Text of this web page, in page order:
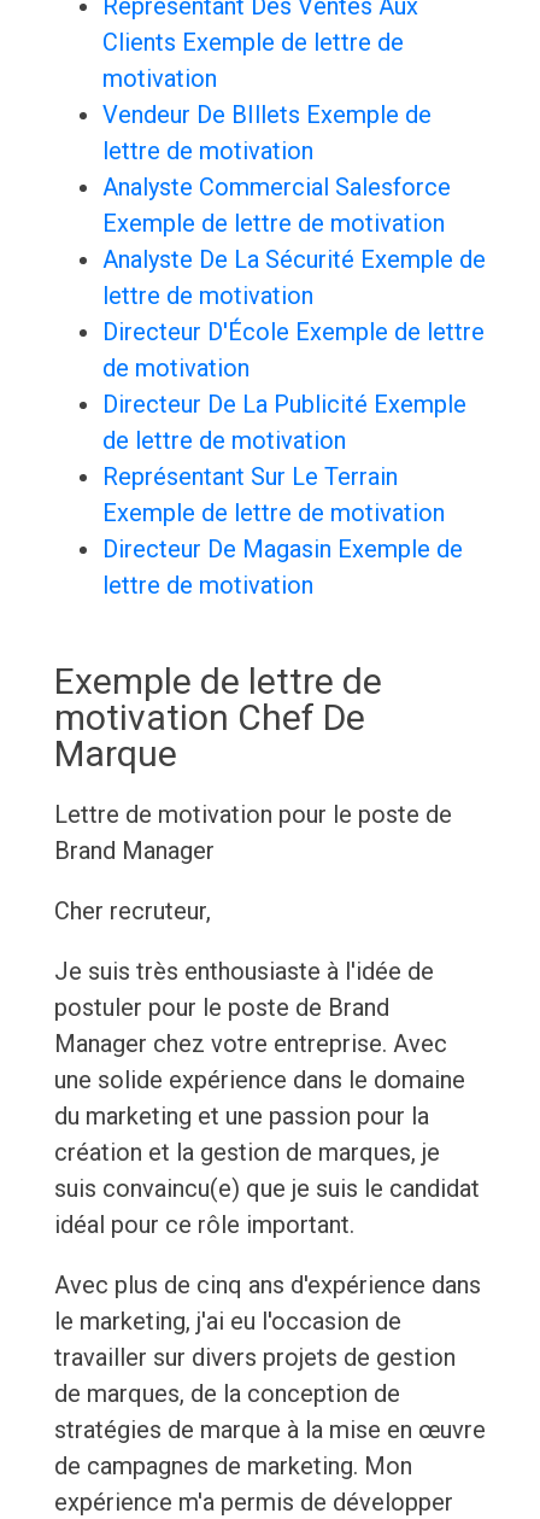
Représentant Des Ventes Aux
Clients Exemple de lettre de
motivation
Vendeur De BIllets Exemple de
lettre de motivation
Analyste Commercial Salesforce
Exemple de lettre de motivation
Analyste De La Sécurité Exemple de
lettre de motivation
Directeur D'École Exemple de lettre
de motivation
Directeur De La Publicité Exemple
de lettre de motivation
Représentant Sur Le Terrain
Exemple de lettre de motivation
Directeur De Magasin Exemple de
lettre de motivation
Exemple de lettre de
motivation Chef De
Marque
Lettre de motivation pour le poste de
Brand Manager
Cher recruteur,
Je suis très enthousiaste à l'idée de
postuler pour le poste de Brand
Manager chez votre entreprise. Avec
une solide expérience dans le domaine
du marketing et une passion pour la
création et la gestion de marques, je
suis convaincu(e) que je suis le candidat
idéal pour ce rôle important.
Avec plus de cinq ans d'expérience dans
le marketing, j'ai eu l'occasion de
travailler sur divers projets de gestion
de marques, de la conception de
stratégies de marque à la mise en œuvre
de campagnes de marketing. Mon
expérience m'a permis de développer